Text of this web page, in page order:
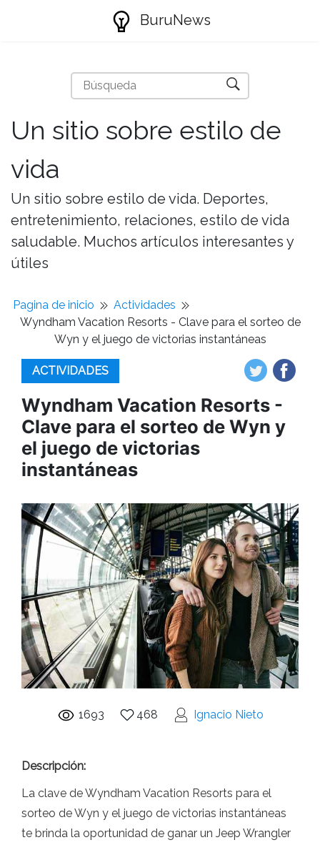
BuruNews
Un sitio sobre estilo de
vida
Un sitio sobre estilo de vida. Deportes,
entretenimiento, relaciones, estilo de vida
saludable. Muchos artículos interesantes y
útiles
Pagina de inicio
Actividades
Wyndham Vacation Resorts - Clave para el sorteo de
Wyn y el juego de victorias instantáneas
ACTIVIDADES
Wyndham Vacation Resorts -
Clave para el sorteo de Wyn y
el juego de victorias
instantáneas
1693 468 Ignacio Nieto
Descripción:
La clave de Wyndham Vacation Resorts para el
sorteo de Wyn y el juego de victorias instantáneas
te brinda la oportunidad de ganar un Jeep Wrangler